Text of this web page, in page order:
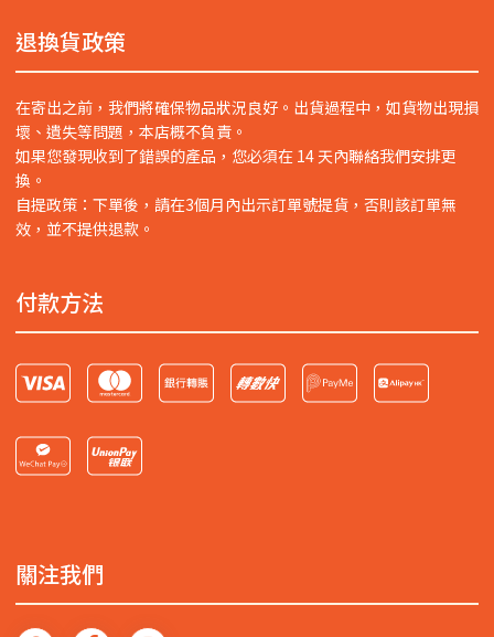
退換貨政策
在寄出之前，我們將確保物品狀況良好。出貨過程中，如貨物出現損
壞、遺失等問題，本店概不負責。
如果您發現收到了錯誤的產品，您必須在 14 天內聯絡我們安排更
換。
自提政策：下單後，請在3個月內出示訂單號提貨，否則該訂單無
效，並不提供退款。
付款方法
關注我們